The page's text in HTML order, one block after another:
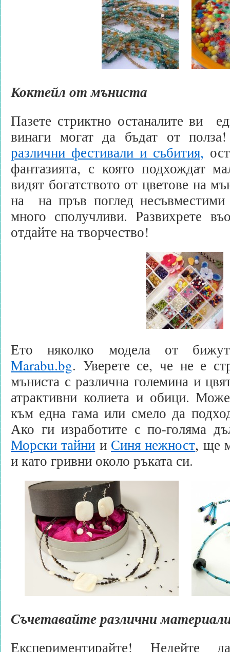
Коктейл от мъниста
Пазете стриктно останалите ви
винаги могат да бъдат от
различни фестивали и събития,
фантазията, с която подхождат
видят богатството от цветове на
на на пръв поглед несъвместими
много сполучливи. Развихрете
отдайте на творчество!
Ето няколко модела от
Marabu.bg. Уверете се, че не е
мъниста с различна големина и
атрактивни колиета и обици.
към една гама или смело да
Ако ги изработите с по-голяма
Морски тайни и Синя нежност, ще
и като гривни около ръката си.
Съчетавайте различни
Експериментирайте! Недейте